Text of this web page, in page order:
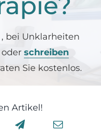
bei Unklarheiten
schreiben
Sie kostenlos.
Artikel!